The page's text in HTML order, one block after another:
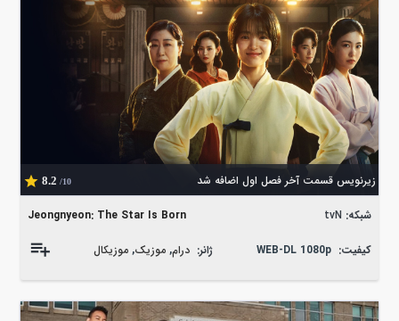
زیرنویس قسمت آخر فصل اول اضافه شد 8.2 /10
Jeongnyeon: The Star Is Born شبکه: tvN
کیفیت: WEB-DL 1080p ژانر: درام, موزیک, موزیکال